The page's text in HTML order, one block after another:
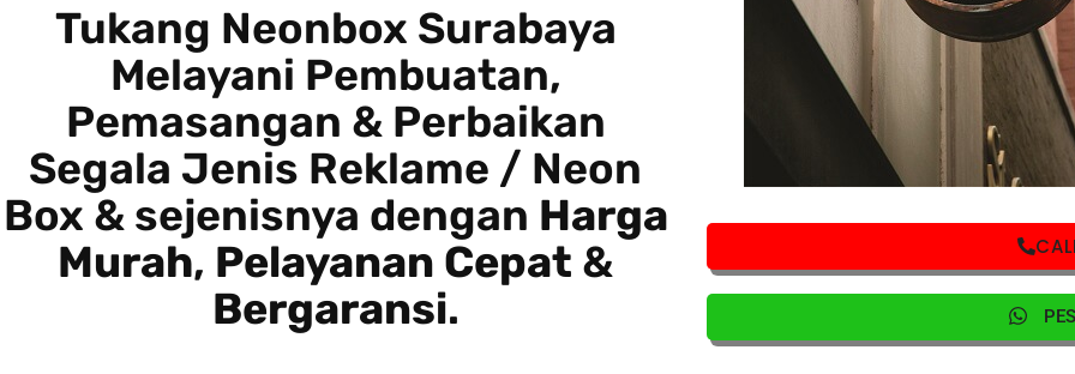
Tukang Neonbox Surabaya
Melayani Pembuatan,
Pemasangan & Perbaikan
Segala Jenis Reklame / Neon
Box & sejenisnya dengan Harga
Murah, Pelayanan Cepat &
Bergaransi.